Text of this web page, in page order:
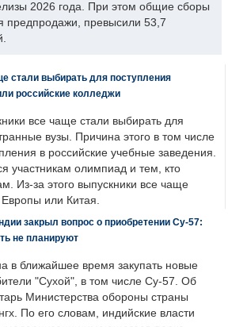
2026 года. При этом общие сборы
предпродажи, превысили 53,7
стали выбирать для поступления
российские колледжи
все чаще стали выбирать для
вузы. Причина этого в том числе
в российские учебные заведения.
участникам олимпиад и тем, кто
Из-за этого выпускники все чаще
Европы или Китая.
закрыл вопрос о приобретении Су-57:
не планируют
в ближайшее время закупать новые
"Сухой", в том числе Су-57. Об
Министерства обороны страны
По его словам, индийские власти